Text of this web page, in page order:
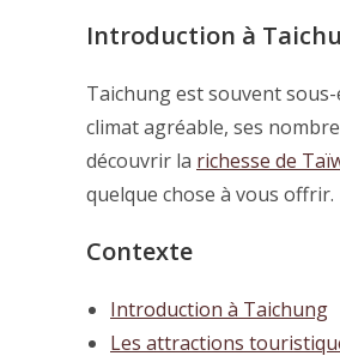
Introduction à
Taichung est souvent
climat agréable, ses
découvrir la richesse de
quelque chose à vous offrir.
Contexte
Introduction à Taichung
Les attractions